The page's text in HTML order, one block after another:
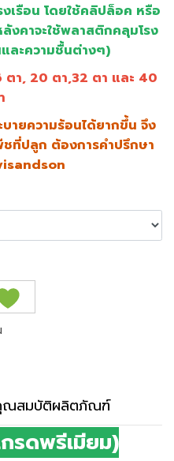
เรือน โดยใช้คลิปล็อค หรือ
งคาจะใช้พลาสติกคลุมโรง
ละความชื้นต่างๆ)
ตา, 20 ตา,32 ตา และ 40
บายความร้อนได้ยากขึ้น จึง
ชที่ปลูก ต้องการคำปรึกษา
ณสมบัติผลิตภัณฑ์
รดพรีเมียม)